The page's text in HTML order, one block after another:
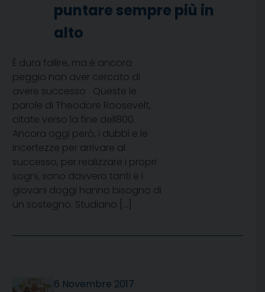
puntare sempre più in
alto
È dura fallire, ma è ancora
peggio non aver cercato di
avere successo Queste le
parole di Theodore Roosevelt,
citate verso la fine dell800.
Ancora oggi però, i dubbi e le
incertezze per arrivare al
successo, per realizzare i propri
sogni, sono davvero tanti e i
giovani doggi hanno bisogno di
un sostegno. Studiano […]
6 Novembre 2017